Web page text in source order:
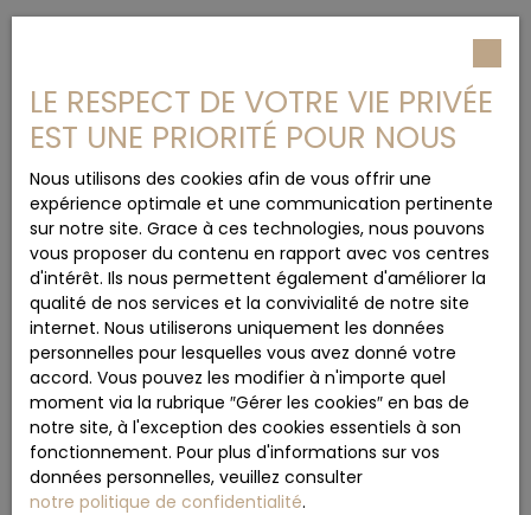
LE RESPECT DE VOTRE VIE PRIVÉE
EST UNE PRIORITÉ POUR NOUS
Nous utilisons des cookies afin de vous offrir une
expérience optimale et une communication pertinente
sur notre site. Grace à ces technologies, nous pouvons
vous proposer du contenu en rapport avec vos centres
d'intérêt. Ils nous permettent également d'améliorer la
qualité de nos services et la convivialité de notre site
internet. Nous utiliserons uniquement les données
personnelles pour lesquelles vous avez donné votre
accord. Vous pouvez les modifier à n'importe quel
moment via la rubrique ″Gérer les cookies″ en bas de
notre site, à l'exception des cookies essentiels à son
fonctionnement. Pour plus d'informations sur vos
données personnelles, veuillez consulter
notre politique de confidentialité.